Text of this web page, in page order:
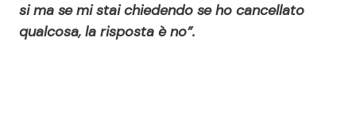
si ma se mi stai chiedendo se ho cancellato
qualcosa, la risposta è no”.